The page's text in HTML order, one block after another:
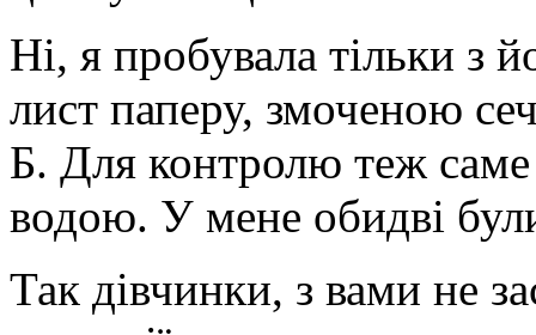
Ні, я пробувала тільки з
лист паперу, змоченою
Б. Для контролю теж
водою. У мене обидві
Так дівчинки, з вами не